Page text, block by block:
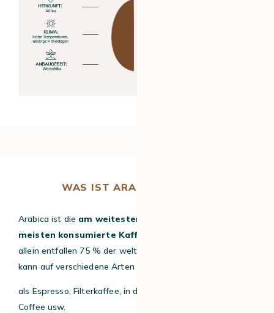
WAS IST ARABICA-KAFFEE?
Arabica ist die am weitesten verbreitete und am
meisten konsumierte Kaffeeart der Welt.
allein entfallen 75 % der weltweiten Kaffeeproduktion. Er
kann auf verschiedene Arten konsumiert werden:
als Espresso, Filterkaffee, in der French Press, als Slow
Coffee usw.